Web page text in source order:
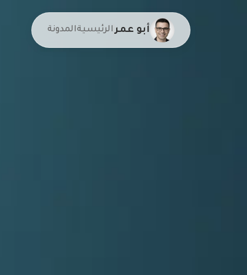
أبو عمرالرئيسيةالمدونة